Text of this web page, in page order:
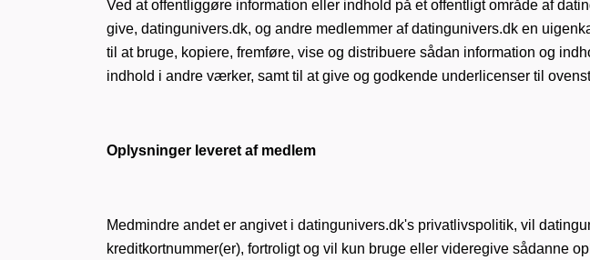
Ved at offentliggøre information eller indhold på et offentligt område af
give, datingunivers.dk, og andre medlemmer af datingunivers.dk en
til at bruge, kopiere, fremføre, vise og distribuere sådan information og
indhold i andre værker, samt til at give og godkende underlicenser til
Oplysninger leveret af medlem
Medmindre andet er angivet i datingunivers.dk's privatlivspolitik, vil
kreditkortnummer(er), fortroligt og vil kun bruge eller videregive sådanne